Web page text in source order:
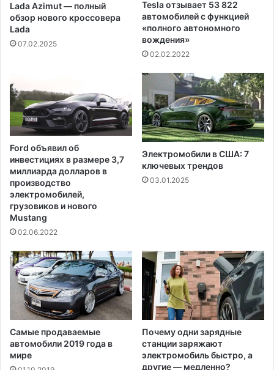
н
з
а
п
н
ы
м
а
г
е
н
т
т
в
о
.
Р
и
я
о
т
Lada Azimut — полный
обзор нового кроссовера
Lada
07.02.2025
Tesla отзывает 53 822
автомобилей с функцией
«полного автономного
вождения»
02.02.2022
Ford объявил об
инвестициях в размере 3,7
миллиарда долларов в
производство
электромобилей,
грузовиков и нового
Mustang
02.06.2022
Электромобили в США: 7
ключевых трендов
03.01.2025
Самые продаваемые
автомобили 2019 года в
мире
Почему одни зарядные
станции заряжают
электромобиль быстро, а
другие — медленно?